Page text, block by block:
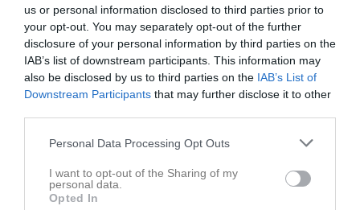
us or personal information disclosed to third parties prior to
your opt-out. You may separately opt-out of the further
disclosure of your personal information by third parties on the
IAB’s list of downstream participants. This information may
also be disclosed by us to third parties on the IAB’s List of
Downstream Participants that may further disclose it to other
Personal Data Processing Opt Outs
I want to opt-out of the Sharing of my
personal data.
Opted In
För att skapa en härlig upplevelse i Sävsjö Ishall behöver vi bli fler
volontärer som kan hjälpa till att skapa en trevlig atmosfär och
HockeyTvåans bästa matchevent.
Bli en del av stämningen!
Som volontär och funktionär i HA74 arbetar du tillsammans med
ett professionellt och glatt gäng i en positiv miljö där våra
atmosfären i hallen – En atmosfär och en upplevelse du i allra
högsta grad bidrar till!
Detta kan vi erbjuda: